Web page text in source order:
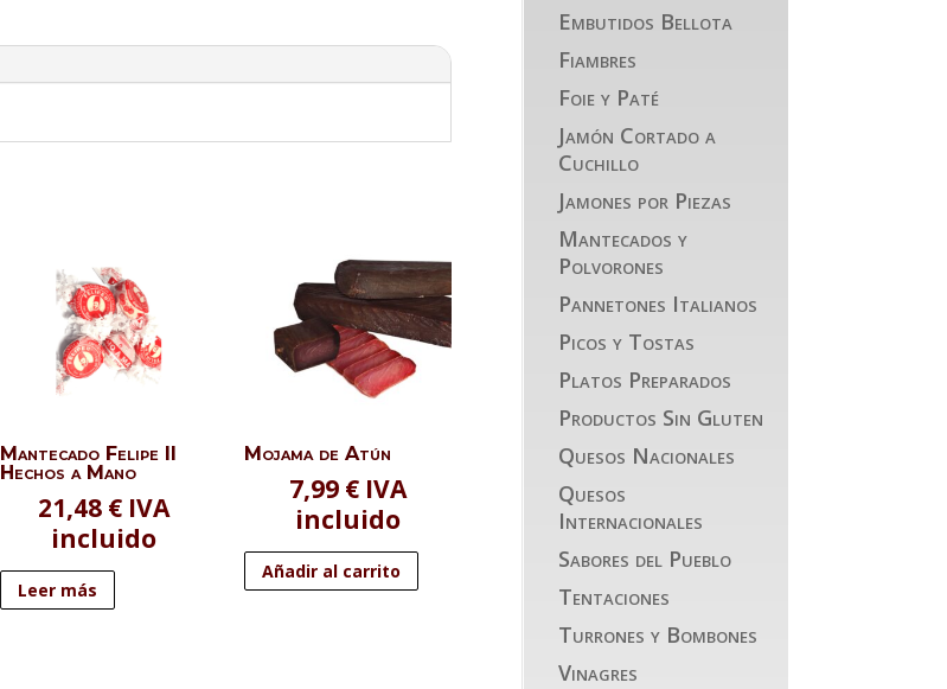
Mantecado Felipe II
Hechos a Mano
21,48 € IVA
incluido
Leer más
Mojama de Atún
7,99 € IVA
incluido
Añadir al carrito
Embutidos Bellota
Fiambres
Foie y Paté
Jamón Cortado a
Cuchillo
Jamones por Piezas
Mantecados y
Polvorones
Pannetones Italianos
Picos y Tostas
Platos Preparados
Productos Sin Gluten
Quesos Nacionales
Quesos
Internacionales
Sabores del Pueblo
Tentaciones
Turrones y Bombones
Vinagres